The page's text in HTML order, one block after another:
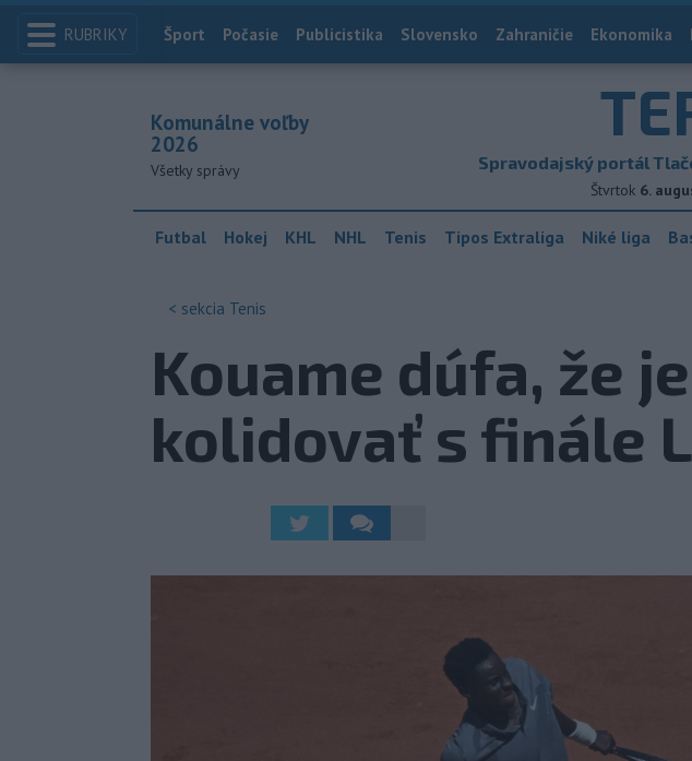
RUBRIKY Index
Šport Počasie Publicistika Slovensko Zahraničie Ekonomika
Spravodajský portál
Štvrtok 6.
Komunálne voľby
2026
Všetky správy
Futbal Hokej KHL NHL Tenis Tipos Extraliga Niké liga
< sekcia Tenis
Kouame dúfa, že
kolidovať s finále